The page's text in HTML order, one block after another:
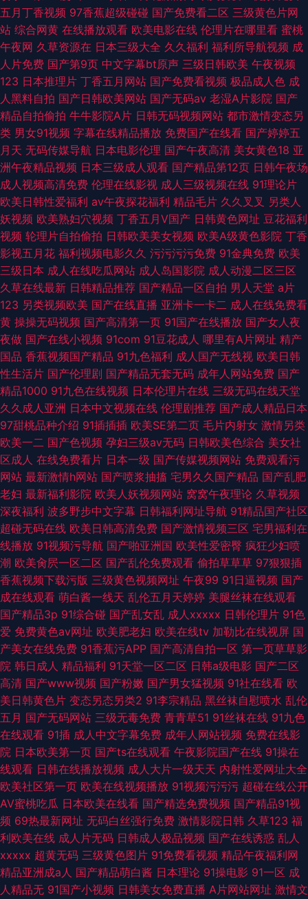
五月丁香视频 97香蕉超级碰碰 国产免费看二区 三级黄色片网
站 综合网黄 在线播放观看 欧美电影在线 伦理片在哪里看 蜜桃
午夜网 久草资源在 日本三级大全 久久福利 福利所导航视频 成
人片免费 国产第9页 中文字幕bt原声 三级日韩欧美 午夜视频
123 日本推理片 丁香五月网站 国产免费看视频 极品成人色 成
人黑料自拍 国产日韩欧美网站 国产无码av 老湿A片影院 国产
精品自拍偷拍 牛牛影院A片 日韩无码视频网站 都市激情变态另
类 男女91视频 字幕在线精品播放 免费国产在线看 国产婷婷五
月天 无码传媒导航 日本电影伦理 国产午夜高清 美女黄色18 亚
洲午夜精品视频 日本三级成人观看 国产精品第12页 日韩午夜场
成人视频高清免费 伦理在线影视 成人三级视频在线 91理论片
欧美日韩性爱福利 av午夜探花福利 精品毛片 久久叉叉 另类人
妖视频 欧美熟妇穴视频 丁香五月V国产 日韩黄色网址 豆花福利
视频 轮理片自拍偷拍 日韩欧美美女视频 欧美A级黄色影院 丁香
影视五月花 福利视频电影久久 污污污污免费 91金典免费 欧美
三级日本 成人在线吃瓜网站 成人岛国影院 成人动漫二区三区
久草在线最新 日韩精品推荐 国产精品一区自拍 男人天堂 a片
123 另类视频欧美 国产在线直播 亚洲卡一卡二 成人在线免费看
黄 操操无码视频 国产高清第一页 91国产在线播放 国产女人夜
夜做 国产在线小视频 91com 91豆花成人 哪里有A片网址 精产
国品 香蕉视频国产精品 91九色福利 成人国产无线视 欧美日韩
性生活片 国产伦理剧 国产精品无套无码 成年人网站免费 国产
精品1000 91九色在线视频 日本伦理片在线 三级无码在线天堂
久久成人亚洲 日本中文视频在线 伦理剧推荐 国产成人精品日本
97甜桃品种介绍 91插插插 欧美SE第二页 毛片内射女 激情另类
欧美一二 国产色视频 孕妇三级av无码 日韩欧美色综合 美女社
区成人 在线免费看片 日本一级 国产传媒视频网站 免费观看污
网站 最新激情h网站 国产喷浆抽搐 宅男久久国产精品 国产乱肥
老妇 最新福利影院 欧美人妖视频网站 窝窝午夜理论 久草视频
深夜福利 波多野步中文字幕 日韩福利网址导航 91精品国产社区
超碰无码在线 欧美日韩高清免费 国产激情视频三区 宅男福利在
线播放 91视频污导航 国产啪亚洲国 欧美性爱密臀 疯狂少妇喷
潮 欧美肏屄一区二区 国产乱伦免费观看 偷拍草草草 97狠狠插
香蕉视频下载污版 三级黄色视频网址 午夜99 91日逼视频 国产
成在线观看 萌白酱一线天 乱伦五月天婷婷 美腿丝袜在线观看
国产精品3p 91综合碰 国产乱女乱 成人xxxxx 日韩伦理片 91色
爱 免费黄色av网址 欧美肥老妇 欧美在线tv 加勒比在线视屏 国
产美女在线免费 91香蕉污APP 国产高清自拍一区 第一页草草影
院 韩日成人 精品福利 91天堂一区二区 日韩a级电影 国产二区
高清 国产www视频 国产粉嫩 国产男女猛视频 91社在线看 欧
美日韩黄色片 变态另态另类2 91李宗精品 黑丝袜自慰喷水 乱伦
五月 国产无码网站 三级无毒免费 青青草51 91丝袜在线 91九色
在线观看 91插 成人中文字幕免费 成年人网站视频 免费在线影
院 日本欧美第一页 国产ts在线观看 午夜影院国产在线 91操在
线观看 日韩在线播放视频 成人大片一级天天 内射性爱网址大全
欧美社区第一页 欧美在线视频播放 91视频污污污 超碰在线公开
AV蜜桃吃瓜 日本欧美在线看 国产精选免费视频 国产精品91视
频 69热最新网址 无码白丝强行免费 激情影院日韩 久草123 福
利欧美在线 成人片无码 日韩成人极品视频 国产在线诱惑 乱人
xxxxx 超黄无码 三级黄色图片 91免费看视频 精品午夜福利网
精品亚洲成a人 国产精品萌白酱 日本理论 91操电影 91一区 成
人精品无 91国产小视频 日韩美女免费直播 A片网站网址 激情文